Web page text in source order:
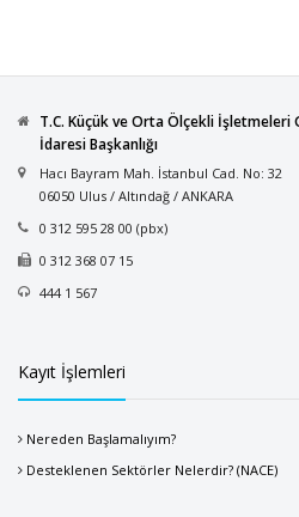
T.C. Küçük ve Orta Ölçekli
İdaresi Başkanlığı
Hacı Bayram Mah. İstanbul Cad. No: 32
06050 Ulus / Altındağ / ANKARA
0 312 595 28 00 (pbx)
0 312 368 07 15
444 1 567
Kayıt İşlemleri
Nereden Başlamalıyım?
Desteklenen Sektörler Nelerdir? (NACE)